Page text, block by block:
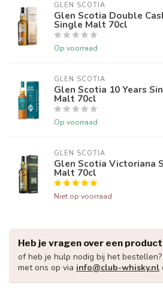
GLEN SCOTIA
Glen Scotia Double
Single Malt 70cl
Op voorraad
GLEN SCOTIA
Glen Scotia 10 Years
Malt 70cl
Op voorraad
GLEN SCOTIA
Glen Scotia Victoriana
Malt 70cl
Niet op voorraad
Heb je vragen over een
of heb je hulp nodig bij het
met ons op via info@club-whisky.nl